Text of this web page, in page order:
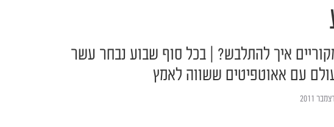
איך להתלבש? | בכל סוף שבוע נבחר עשר
עם אאוטפיטים ששווה לאמץ